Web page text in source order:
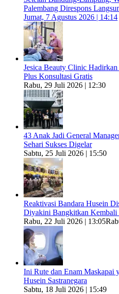
Palembang Direspons
Jumat, 7 Agustus 2026 | 14:14
Jesica Beauty Clinic
Plus Konsultasi Gratis
Rabu, 29 Juli 2026 | 12:30
43 Anak Jadi General
Sehari Sukses Digelar
Sabtu, 25 Juli 2026 | 15:50
Reaktivasi Bandara Husein
Diyakini Bangkitkan Kembali
Rabu, 22 Juli 2026 | 13:05
Ini Rute dan Enam Maskapai
Husein Sastranegara
Sabtu, 18 Juli 2026 | 15:49